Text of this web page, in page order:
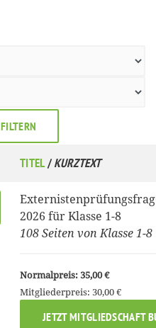
FILTERN
TITEL/KURZTEXT
2026 für Klasse 1-8
108 Seiten von Klasse 1-8
Normalpreis: 35,00 €
Mitgliederpreis: 30,00 €
JETZT MITGLIEDSCHAFT